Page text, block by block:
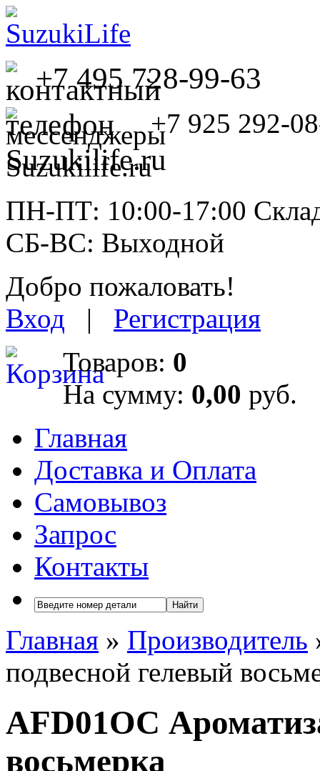
+7 495 728-99-63
+7 925 292-
ПН-ПТ: 10:00-17:00
СБ-ВС: Выходной
Добро пожаловать!
Вход | Регистрация
Товаров: 0
На сумму: 0,00 руб.
Главная
Доставка и Оплата
Самовывоз
Запрос
Контакты
Найти
Главная » Производитель
подвесной гелевый
AFD01OC
восьмерка